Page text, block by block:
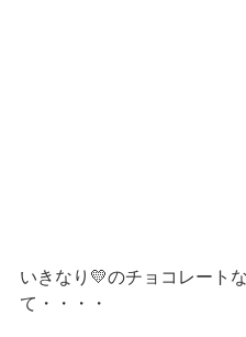
いきなり💛のチョコレート
て・・・・